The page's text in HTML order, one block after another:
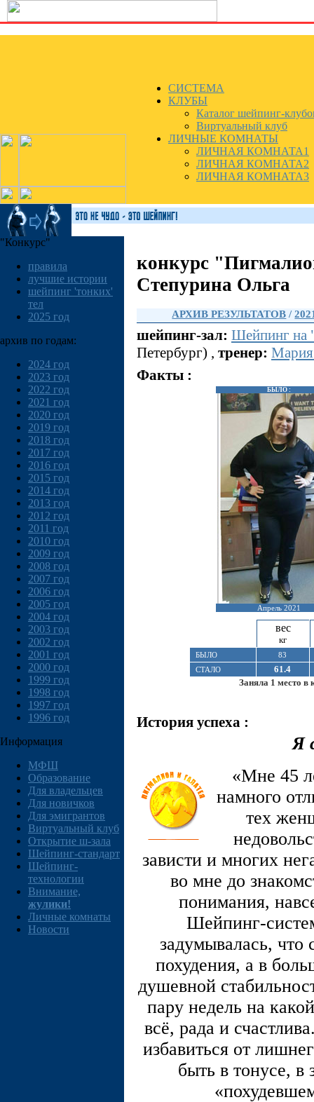
СИСТЕМА
КЛУБЫ
Каталог шейпинг-
Виртуальный клуб
ЛИЧНЫЕ КОМНАТЫ
ЛИЧНАЯ КОМНАТА1
ЛИЧНАЯ КОМНАТА2
ЛИЧНАЯ КОМНАТА3
"Конкурс"
правила
лучшие истории
шейпинг 'тонких'
тел
2025 год
архив по годам:
2024 год
2023 год
2022 год
2021 год
2020 год
2019 год
2018 год
2017 год
2016 год
2015 год
2014 год
2013 год
2012 год
2011 год
2010 год
2009 год
2008 год
2007 год
2006 год
2005 год
2004 год
2003 год
2002 год
2001 год
2000 год
1999 год
1998 год
1997 год
1996 год
Информация
МФШ
Образование
Для владельцев
Для новичков
Для эмигрантов
Виртуальный клуб
Открытие ш-зала
Шейпинг-стандарт
Шейпинг-
технологии
Внимание,
жулики!
Личные комнаты
Новости
конкурс
Степурина Ольга
АРХИВ РЕЗУЛЬТАТОВ /
шейпинг-зал: Шейпинг на
Петербург) , тренер: Мария
Факты :
БЫЛО :
Апрель 2021
вес
кг
БЫЛО
83
СТАЛО
61.4
Заняла 1 место в
История успеха :
Я
«Мне 45
намного
тех
зависти и многих
во мне до
понимания,
Шейпинг-
задумывалась, что
похудения, а в
душевной
пару недель на
всё, рада и
избавиться от
быть в тонусе, в